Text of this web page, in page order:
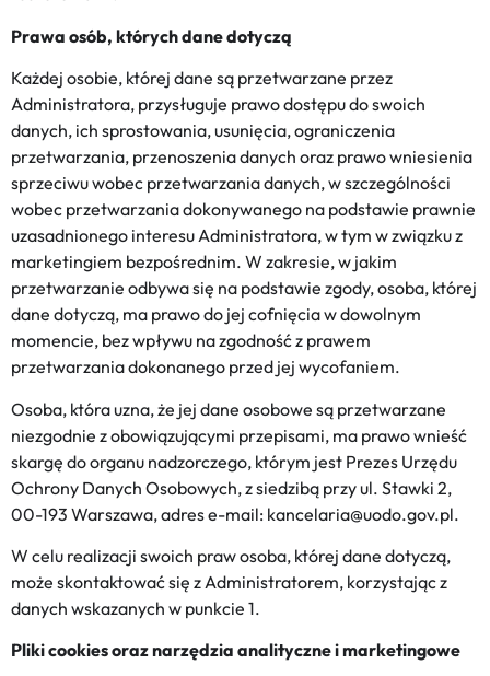
Prawa osób, których dane dotyczą
Każdej osobie, której dane są przetwarzane przez
Administratora, przysługuje prawo dostępu do swoich
danych, ich sprostowania, usunięcia, ograniczenia
przetwarzania, przenoszenia danych oraz prawo wniesienia
sprzeciwu wobec przetwarzania danych, w szczególności
wobec przetwarzania dokonywanego na podstawie prawnie
uzasadnionego interesu Administratora, w tym w związku z
marketingiem bezpośrednim. W zakresie, w jakim
przetwarzanie odbywa się na podstawie zgody, osoba, której
dane dotyczą, ma prawo do jej cofnięcia w dowolnym
momencie, bez wpływu na zgodność z prawem
przetwarzania dokonanego przed jej wycofaniem.
Osoba, która uzna, że jej dane osobowe są przetwarzane
niezgodnie z obowiązującymi przepisami, ma prawo wnieść
skargę do organu nadzorczego, którym jest Prezes Urzędu
Ochrony Danych Osobowych, z siedzibą przy ul. Stawki 2,
00-193 Warszawa, adres e-mail: kancelaria@uodo.gov.pl.
W celu realizacji swoich praw osoba, której dane dotyczą,
może skontaktować się z Administratorem, korzystając z
danych wskazanych w punkcie 1.
Pliki cookies oraz narzędzia analityczne i marketingowe